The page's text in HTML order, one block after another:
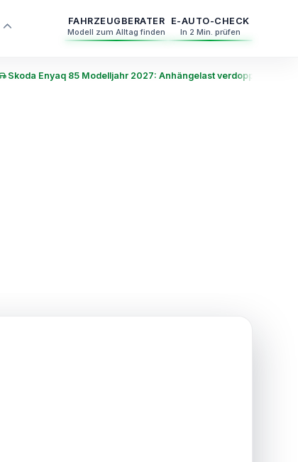
FAHRZEUGBERATER
Modell zum Alltag finden
E-AUTO-CHECK
In 2 Min. prüfen
Skoda Enyaq 85 Modelljahr 2027: Anhängelast verdoppelt auf